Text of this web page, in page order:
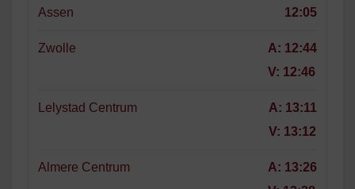
Assen 12:05
Zwolle A: 12:44
V: 12:46
Lelystad Centrum A: 13:11
V: 13:12
Almere Centrum A: 13:26